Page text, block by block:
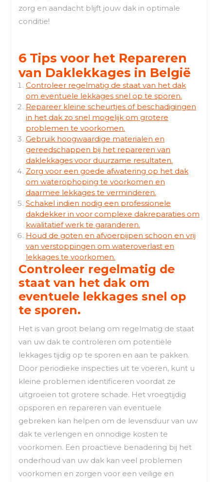
zorg en aandacht blijft jouw dak in optimale
conditie!
6 Tips voor het Repareren
van Daklekkages in België
Controleer regelmatig de staat van het dak
om eventuele lekkages snel op te sporen.
Repareer kleine scheurtjes of beschadigingen
in het dak zo snel mogelijk om grotere
problemen te voorkomen.
Gebruik hoogwaardige materialen en
gereedschappen bij het repareren van
daklekkages voor duurzame resultaten.
Zorg voor een goede afwatering op het dak
om waterophoping te voorkomen en
daarmee lekkages te verminderen.
Schakel indien nodig een professionele
dakdekker in voor complexe dakreparaties om
kwalitatief werk te garanderen.
Houd de goten en afvoerpijpen schoon en vrij
van verstoppingen om wateroverlast en
lekkages te voorkomen.
Controleer regelmatig de
staat van het dak om
eventuele lekkages snel op
te sporen.
Het is van groot belang om regelmatig de staat
van uw dak te controleren om potentiële
lekkages tijdig op te sporen en aan te pakken.
Door periodieke inspecties uit te voeren, kunt u
kleine problemen identificeren voordat ze
uitgroeien tot grotere schade. Het vroegtijdig
opsporen en repareren van eventuele
gebreken kan helpen om de levensduur van uw
dak te verlengen en onnodige kosten te
voorkomen. Een proactieve benadering bij het
onderhoud van uw dak kan veel problemen
voorkomen en zorgen voor een veilige en